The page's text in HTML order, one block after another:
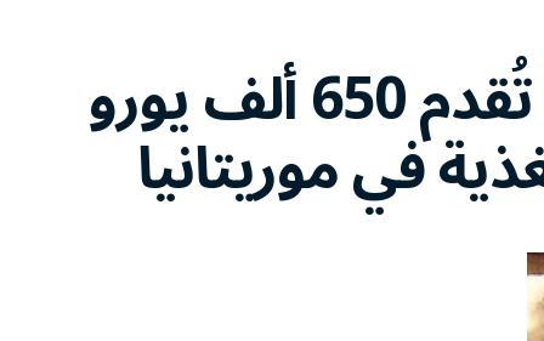
إدارة المعونة الإنسانية بالمفوضية الأوروبية تُقدم 650 ألف يورو
في موريتانيا